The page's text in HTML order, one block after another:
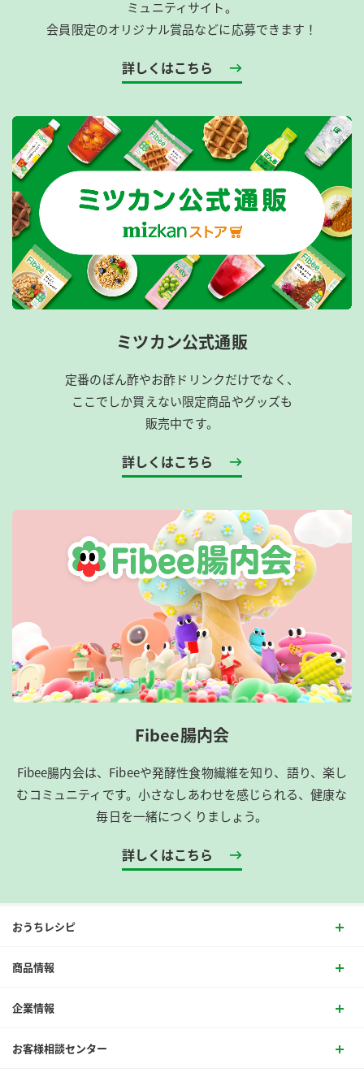
ミュニティサイト。
会員限定のオリジナル賞品などに応募できます！
詳しくはこちら
ミツカン公式通販
定番のぽん酢やお酢ドリンクだけでなく、
ここでしか買えない限定商品やグッズも
販売中です。
詳しくはこちら
Fibee腸内会
Fibee腸内会は、​Fibeeや発酵性食物繊維を知り、語り、楽し
むコミュニティです。​小さなしあわせを感じられる、健康な
毎日を一緒につくりましょう。
詳しくはこちら
おうちレシピ
商品情報
企業情報
お客様相談センター